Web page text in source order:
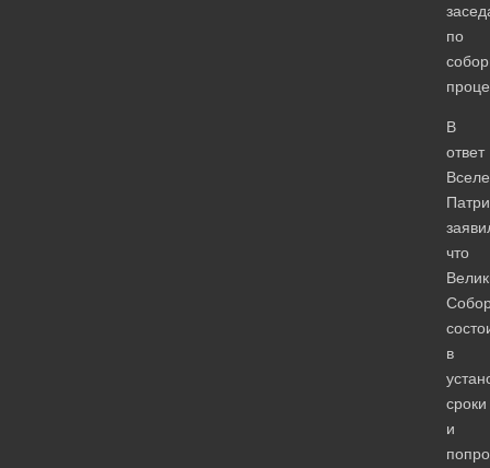
по
В
ответ
что
в
сроки
и